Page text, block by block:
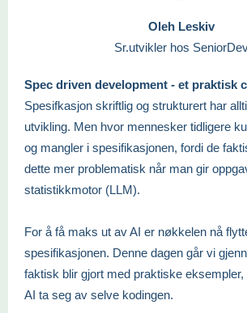
Oleh Leskiv
Sr.utvikler hos
‍Spec driven development - et praktisk
Spesifkasjon skriftlig og strukturert har
utvikling. Men hvor mennesker tidligere
og mangler i spesifikasjonen, fordi de
dette mer problematisk når man gir
statistikkmotor (LLM).
For å få maks ut av AI er nøkkelen nå
spesifikasjonen. Denne dagen går vi
faktisk blir gjort med praktiske
AI ta seg av selve kodingen.